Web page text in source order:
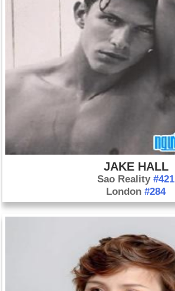
JAKE HALL
Sao Reality #421
London #284